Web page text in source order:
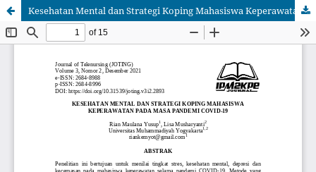
Kesehatan Mental dan Strategi Koping Mahasiswa Keperawatan pada Masa Pandemi COVID-19